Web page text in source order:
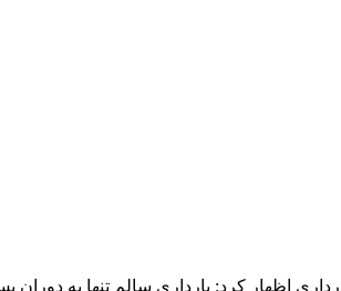
اظهار کرد: بارداری سالم تنها به